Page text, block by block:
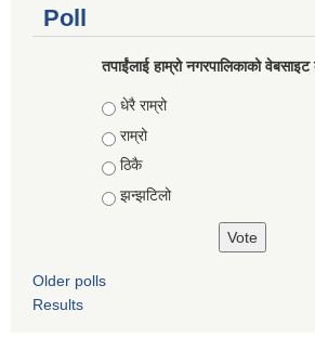
Poll
तपाईंलाई हाम्रो नगरपालिकाको
Choices
धेरै राम्रो
राम्रो
ठिकै
झन्झटिलो
Older polls
Results